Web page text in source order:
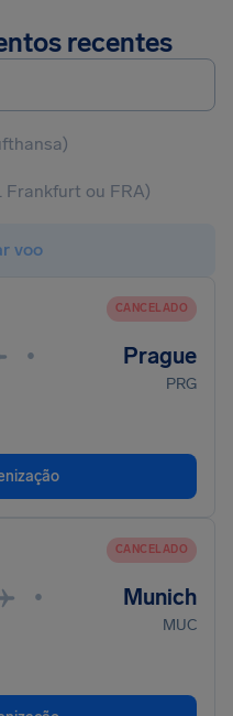
recentes
voo
CANCELADO
• Prague
PRG
CANCELADO
• Munich
MUC